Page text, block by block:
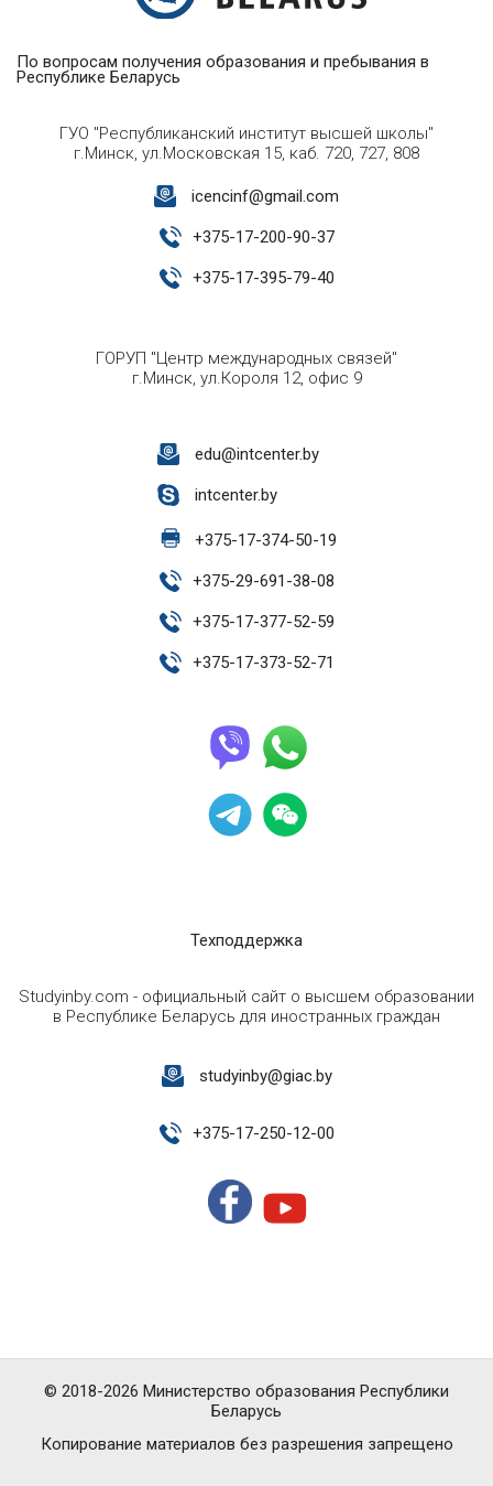
По вопросам получения образования и пребывания в
Республике Беларусь
ГУО "Республиканский институт высшей школы"
г.Минск, ул.Московская 15, каб. 720, 727, 808
icencinf@gmail.com
+375-17-200-90-37
+375-17-395-79-40
ГОРУП "Центр международных связей"
г.Минск, ул.Короля 12, офис 9
edu@intcenter.by
intcenter.by
+375-17-374-50-19
+375-29-691-38-08
+375-17-377-52-59
+375-17-373-52-71
Техподдержка
Studyinby.com - официальный сайт о высшем образовании
в Республике Беларусь для иностранных граждан
studyinby@giac.by
+375-17-250-12-00
Копирование материалов без разрешения запрещено
© 2018-2026 Министерство образования Республики
Беларусь